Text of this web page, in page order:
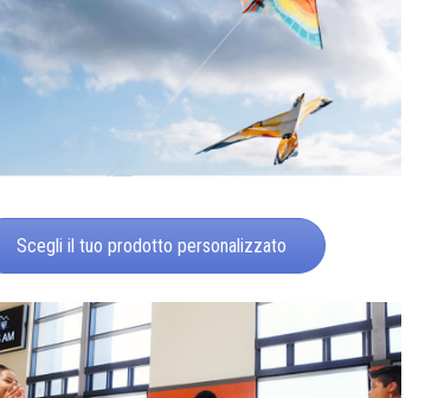
Scegli il tuo prodotto personalizzato